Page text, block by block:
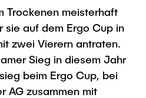
Trockenen meisterhaft
auf dem Ergo Cup in
zwei Vierern antraten.
Sieg in diesem Jahr
beim Ergo Cup, bei
AG zusammen mit